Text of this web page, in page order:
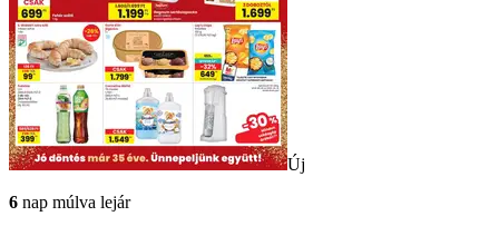
Új
6 nap múlva lejár